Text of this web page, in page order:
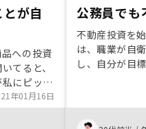
が自
への投資
てると、
にピッタ
ました。
年01月16日
公務員でも
不動産投資を
は、職業が自
し、自分が目
産形成の大半
用をどうして